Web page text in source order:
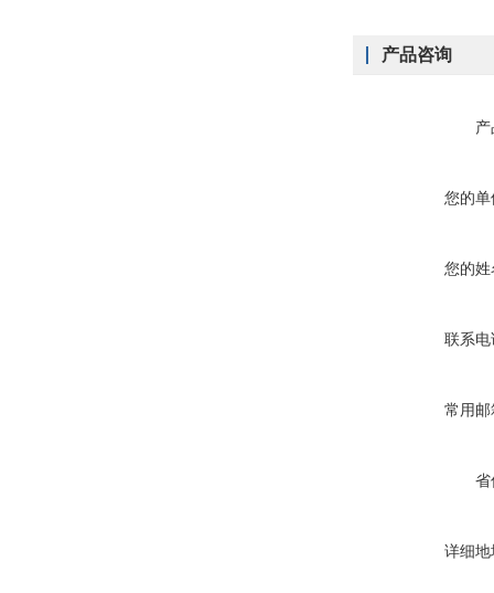
产品咨询
您的单
您的姓
联系电
常用邮
省
详细地